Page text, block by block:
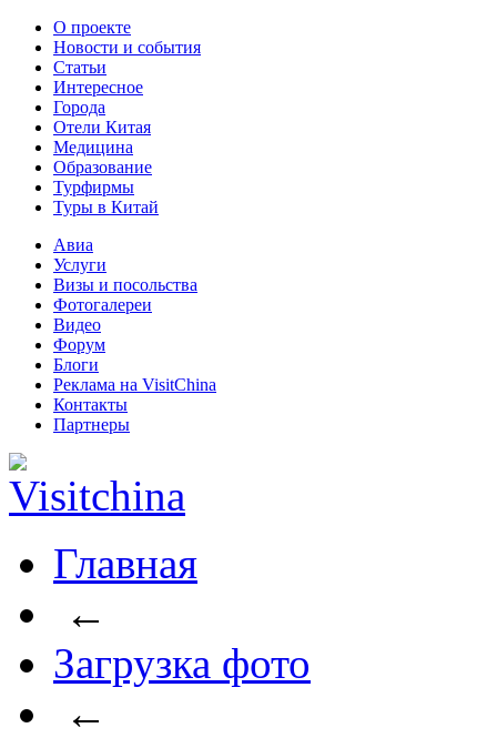
О проекте
Новости и события
Статьи
Интересное
Города
Отели Китая
Медицина
Образование
Турфирмы
Туры в Китай
Авиа
Услуги
Визы и посольства
Фотогалереи
Видео
Форум
Блоги
Реклама на VisitChina
Контакты
Партнеры
Главная
←
Загрузка фото
←